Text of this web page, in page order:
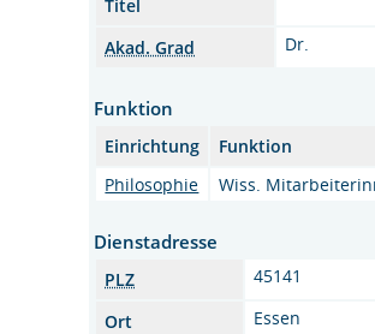
Titel
Akad. Grad
Dr.
Funktion
Einrichtung
Funktion
Philosophie
Wiss.
Dienstadresse
PLZ
45141
Ort
Essen